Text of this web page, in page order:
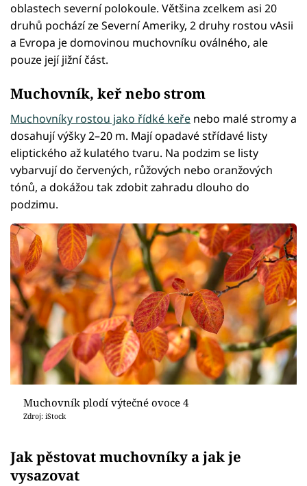
oblastech severní polokoule. Většina zcelkem asi 20
druhů pochází ze Severní Ameriky, 2 druhy rostou vAsii
a Evropa je domovinou muchovníku oválného, ale
pouze její jižní část.
Muchovník, keř nebo strom
Muchovníky rostou jako řídké keře nebo malé stromy a
dosahují výšky 2–20 m. Mají opadavé střídavé listy
eliptického až kulatého tvaru. Na podzim se listy
vybarvují do červených, růžových nebo oranžových
tónů, a dokážou tak zdobit zahradu dlouho do
podzimu.
Muchovník plodí výtečné ovoce 4
Zdroj: iStock
Jak pěstovat muchovníky a jak je
vysazovat